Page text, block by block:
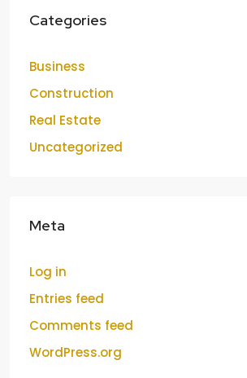
Categories
Business
Construction
Real Estate
Uncategorized
Meta
Log in
Entries feed
Comments feed
WordPress.org